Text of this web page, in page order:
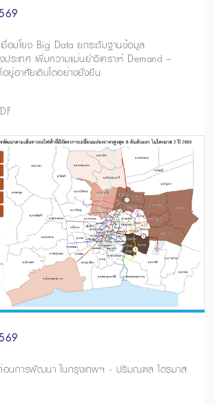
อมโยง Big Data ยกระดับฐานข้อมูล
ะเทศ เพิ่มความแม่นยำวิเคราะห์ Demand –
ยู่อาศัยเติบโตอย่างยั่งยืน
อนการพัฒนา ในกรุงเทพฯ - ปริมณฑล ไตรมาส